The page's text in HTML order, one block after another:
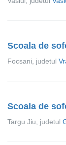
Scoala de
Focsani, judetul
Scoala de
Targu Jiu, judetul